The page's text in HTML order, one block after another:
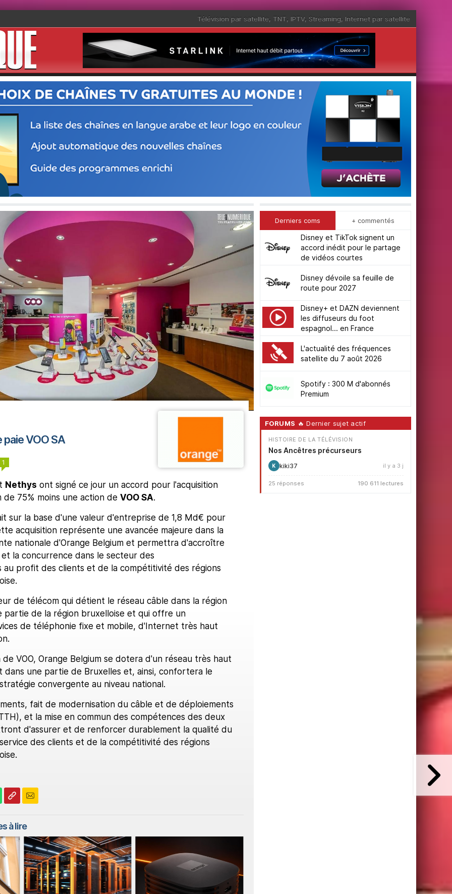
Télévision par satellite, TNT, IPTV, Streaming, Internet par satellite
VOO SA
1
Nethys ont signé ce jour un accord pour l'acquisition
de 75% moins une action de VOO SA.
sur la base d'une valeur d'entreprise de 1,8 Md€ pour
acquisition représente une avancée majeure dans la
nationale d'Orange Belgium et permettra d'accroître
et la concurrence dans le secteur des
au profit des clients et de la compétitivité des régions
de télécom qui détient le réseau câble dans la région
partie de la région bruxelloise et qui offre un
de téléphonie fixe et mobile, d'Internet très haut
de VOO, Orange Belgium se dotera d'un réseau très haut
dans une partie de Bruxelles et, ainsi, confortera le
convergente au niveau national.
fait de modernisation du câble et de déploiements
et la mise en commun des compétences des deux
d'assurer et de renforcer durablement la qualité du
des clients et de la compétitivité des régions
à lire
Derniers coms + commentés
Disney et TikTok signent un
accord inédit pour le partage
de vidéos courtes
Disney dévoile sa feuille de
route pour 2027
Disney+ et DAZN deviennent
les diffuseurs du foot
espagnol... en France
L'actualité des fréquences
satellite du 7 août 2026
Spotify : 300 M d'abonnés
Premium
FORUMS 🔥 Dernier sujet actif
HISTOIRE DE LA TÉLÉVISION
Nos Ancêtres précurseurs
K kiki37 il y a 3 j
25 réponses 190 611 lectures